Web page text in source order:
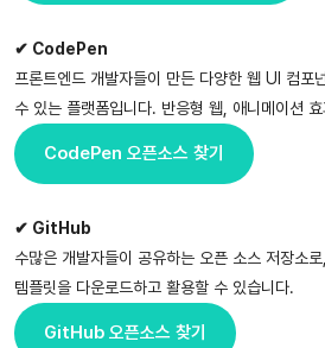
✔ CodePen
프론트엔드 개발자들이 만든 다양한 웹 UI 컴포
수 있는 플랫폼입니다. 반응형 웹, 애니메이션
CodePen 오픈소스 찾기
✔ GitHub
수많은 개발자들이 공유하는 오픈 소스 저장소
템플릿을 다운로드하고 활용할 수 있습니다.
GitHub 오픈소스 찾기